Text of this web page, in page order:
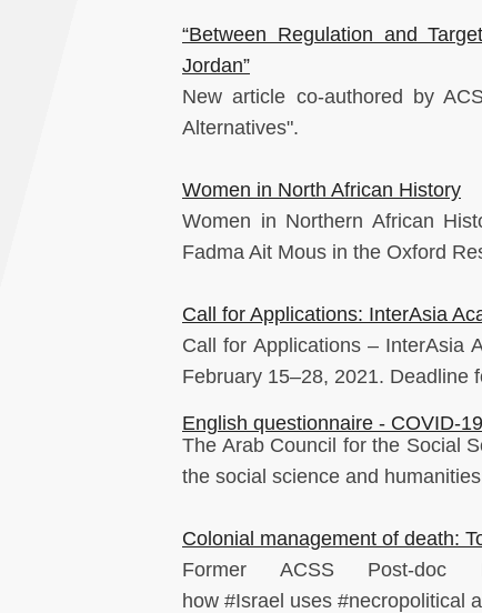
“Between Regulation and
Jordan”
New article co-authored by
Alternatives".
Women in North African History
Women in Northern African
Fadma Ait Mous in the Oxford
Call for Applications: InterAsia
Call for Applications – InterAsia
February 15–28, 2021. Deadline
English questionnaire - COVID-
The Arab Council for the Social
the social science and
Colonial management of death:
Former ACSS Post-doc
how #Israel uses #necropolitical